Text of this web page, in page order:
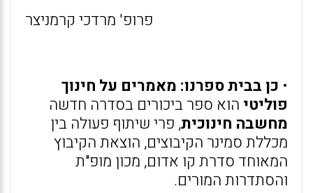
פרופ' מרדכי קרמניצר
• כן בבית ספרנו: מאמרים על חינוך
פוליטי הוא ספר ביכורים בסדרה חדשה
מחשבה חינוכית, פרי שיתוף פעולה בין
מכללת סמינר הקיבוצים, הוצאת הקיבוץ
המאוחד סדרת קו אדום, מכון מופ"ת
והסתדרות המורים.